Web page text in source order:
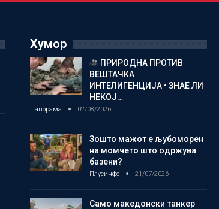
Хумор
ПРИРОДНА ПРОТИВ
ВЕШТАЧКА
ИНТЕЛИГЕНЦИЈА • ЗНАЕ ЛИ
НЕКОЈ…
Панорама 02/08/2026
Зошто мажот е љубоморен
на момчето што одржува
базени?
Плусинфо 21/07/2026
Само македонски танкер